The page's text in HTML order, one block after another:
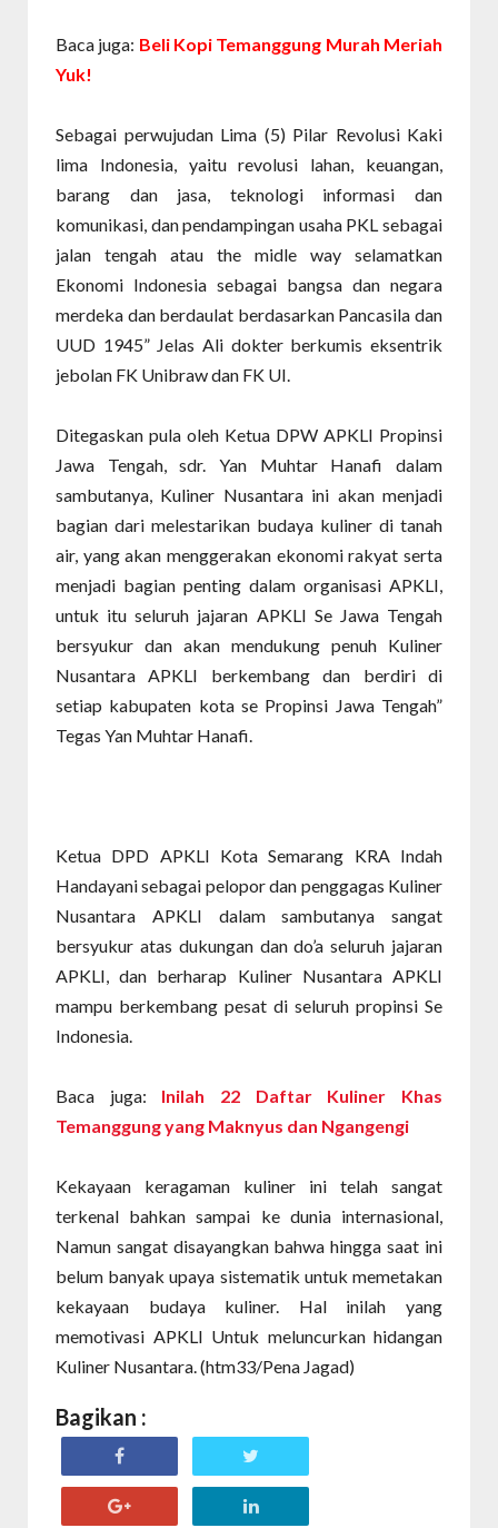
Baca juga: Beli Kopi Temanggung Murah Meriah
Yuk!
Sebagai perwujudan Lima (5) Pilar Revolusi Kaki
lima Indonesia, yaitu revolusi lahan, keuangan,
barang dan jasa, teknologi informasi dan
komunikasi, dan pendampingan usaha PKL sebagai
jalan tengah atau the midle way selamatkan
Ekonomi Indonesia sebagai bangsa dan negara
merdeka dan berdaulat berdasarkan Pancasila dan
UUD 1945” Jelas Ali dokter berkumis eksentrik
jebolan FK Unibraw dan FK UI.
Ditegaskan pula oleh Ketua DPW APKLI Propinsi
Jawa Tengah, sdr. Yan Muhtar Hanafi dalam
sambutanya, Kuliner Nusantara ini akan menjadi
bagian dari melestarikan budaya kuliner di tanah
air, yang akan menggerakan ekonomi rakyat serta
menjadi bagian penting dalam organisasi APKLI,
untuk itu seluruh jajaran APKLI Se Jawa Tengah
bersyukur dan akan mendukung penuh Kuliner
Nusantara APKLI berkembang dan berdiri di
setiap kabupaten kota se Propinsi Jawa Tengah”
Tegas Yan Muhtar Hanafi.
Ketua DPD APKLI Kota Semarang KRA Indah
Handayani sebagai pelopor dan penggagas Kuliner
Nusantara APKLI dalam sambutanya sangat
bersyukur atas dukungan dan do’a seluruh jajaran
APKLI, dan berharap Kuliner Nusantara APKLI
mampu berkembang pesat di seluruh propinsi Se
Indonesia.
Baca juga:
Inilah 22 Daftar Kuliner Khas
Temanggung yang Maknyus dan Ngangengi
Kekayaan keragaman kuliner ini telah sangat
terkenal bahkan sampai ke dunia internasional,
Namun sangat disayangkan bahwa hingga saat ini
belum banyak upaya sistematik untuk memetakan
kekayaan budaya kuliner. Hal inilah yang
memotivasi APKLI Untuk meluncurkan hidangan
Kuliner Nusantara. (htm33/Pena Jagad)
Bagikan :